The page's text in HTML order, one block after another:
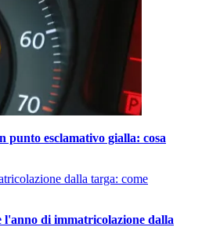
punto esclamativo gialla: cosa
l'anno di immatricolazione dalla